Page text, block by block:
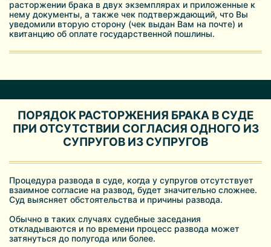
расторжении брака в двух экземплярах и приложенные к
нему документы, а также чек подтверждающий, что Вы
уведомили вторую сторону (чек выдан Вам на почте) и
квитанцию об оплате государственной пошлины.
ПОРЯДОК РАСТОРЖЕНИЯ БРАКА В СУДЕ
ПРИ ОТСУТСТВИИ СОГЛАСИЯ ОДНОГО ИЗ
СУПРУГОВ ИЗ СУПРУГОВ
Процедура развода в суде, когда у супругов отсутствует
взаимное согласие на развод, будет значительно сложнее.
Суд выясняет обстоятельства и причины развода.
Обычно в таких случаях судебные заседания
откладываются и по времени процесс развода может
затянуться до полугода или более.